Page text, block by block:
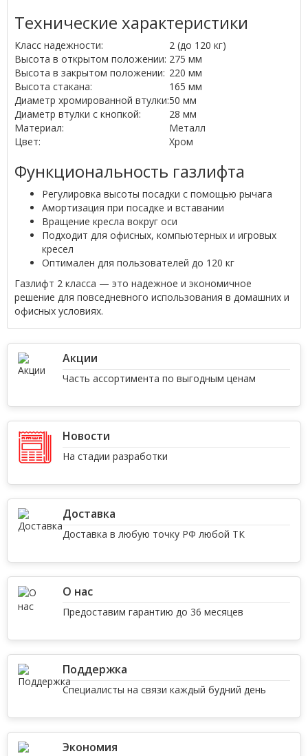
Технические характеристики
Класс надежности:
2 (до 120 кг)
Высота в открытом положении: 275 мм
Высота в закрытом положении: 220 мм
Высота стакана:
165 мм
Диаметр хромированной втулки:50 мм
Диаметр втулки с кнопкой:
28 мм
Материал:
Металл
Цвет:
Хром
Функциональность газлифта
Регулировка высоты посадки с помощью рычага
Амортизация при посадке и вставании
Вращение кресла вокруг оси
Подходит для офисных, компьютерных и игровых
кресел
Оптимален для пользователей до 120 кг
Газлифт 2 класса — это надежное и экономичное
решение для повседневного использования в домашних и
офисных условиях.
Акции
Часть ассортимента по выгодным ценам
Новости
На стадии разработки
Доставка
Доставка в любую точку РФ любой ТК
О нас
Предоставим гарантию до 36 месяцев
Поддержка
Специалисты на связи каждый будний день
Экономия